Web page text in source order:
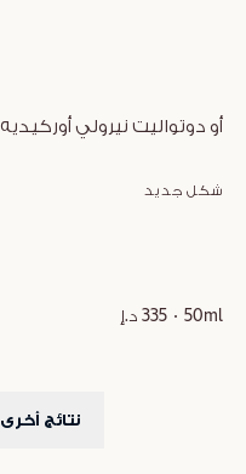
أو دوتواليت نيرولي أوركيديه
شكل جديد
50ml 335 د.إ
نتائج أخرى